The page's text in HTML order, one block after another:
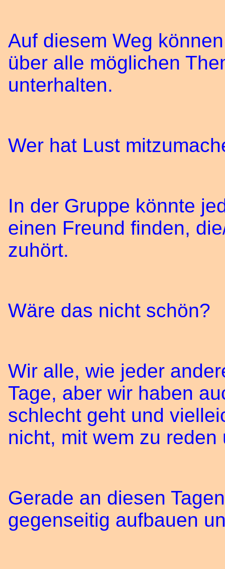
Auf diesem Weg
über alle möglichen
unterhalten.
Wer hat Lust
In der Gruppe könnte
einen Freund finden,
zuhört.
Wäre das nicht schön?
Wir alle, wie jeder
Tage, aber wir haben
schlecht geht und
nicht, mit wem zu
Gerade an diesen
gegenseitig aufbauen